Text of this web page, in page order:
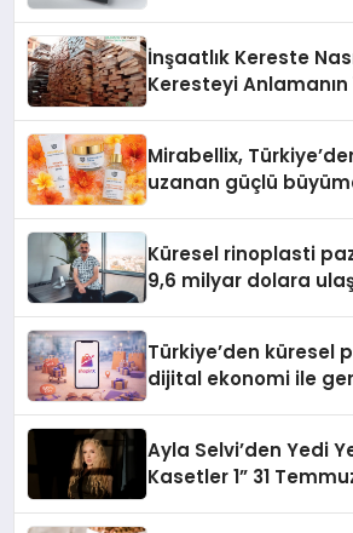
İnşaatlık Kereste
Keresteyi Anlamanın
Mirabellix,
uzanan güçlü
Küresel rinoplasti
9,6 milyar dolara
Türkiye’den küresel
dijital ekonomi ile
Ayla Selvi’den Yedi
Kasetler 1” 31